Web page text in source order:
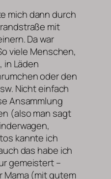
mich dann durch
mit
Da war
viele Menschen,
in Läden
oder den
Nicht einfach
Ansammlung
(also man sagt
kannte ich
das habe ich
gemeistert –
Mama (mit gutem